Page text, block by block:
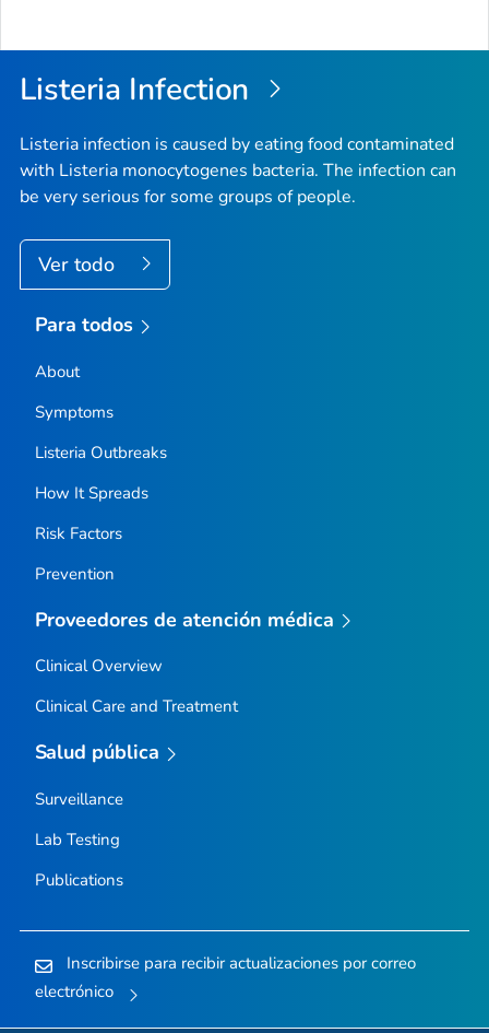
la
Listeria Infection
Listeria infection is caused by eating food contaminated
with Listeria monocytogenes bacteria. The infection can
be very serious for some groups of people.
Ver todo
Para todos
About
Symptoms
Listeria Outbreaks
How It Spreads
Risk Factors
Prevention
Proveedores de atención médica
Clinical Overview
Clinical Care and Treatment
Salud pública
Surveillance
Lab Testing
Publications
Inscribirse para recibir actualizaciones por correo
electrónico